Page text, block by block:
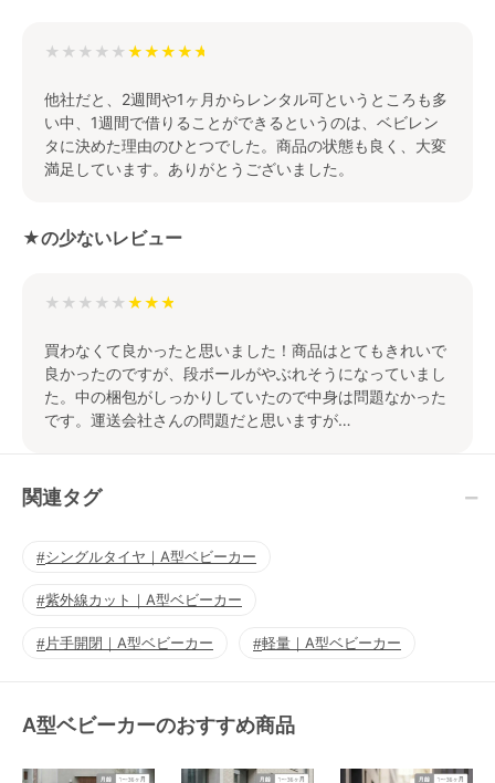
★★★★★
他社だと、2週間や1ヶ月からレンタル可というところも多
い中、1週間で借りることができるというのは、ベビレン
タに決めた理由のひとつでした。商品の状態も良く、大変
満足しています。ありがとうございました。
★の少ないレビュー
★★★★★
買わなくて良かったと思いました！商品はとてもきれいで
良かったのですが、段ボールがやぶれそうになっていまし
た。中の梱包がしっかりしていたので中身は問題なかった
です。運送会社さんの問題だと思いますが…
関連タグ
シングルタイヤ｜A型ベビーカー
紫外線カット｜A型ベビーカー
片手開閉｜A型ベビーカー 軽量｜A型ベビーカー
A型ベビーカーのおすすめ商品